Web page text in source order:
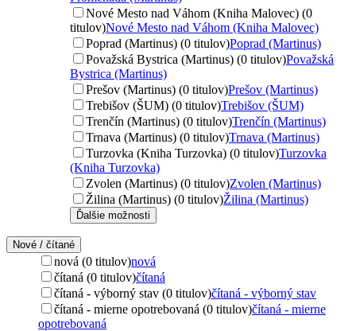
Nové Mesto nad Váhom (Kniha Malovec) (0
titulov)Nové Mesto nad Váhom (Kniha Malovec)
Poprad (Martinus) (0 titulov)Poprad (Martinus)
Považská Bystrica (Martinus) (0 titulov)Považská
Bystrica (Martinus)
Prešov (Martinus) (0 titulov)Prešov (Martinus)
Trebišov (ŠUM) (0 titulov)Trebišov (ŠUM)
Trenčín (Martinus) (0 titulov)Trenčín (Martinus)
Trnava (Martinus) (0 titulov)Trnava (Martinus)
Turzovka (Kniha Turzovka) (0 titulov)Turzovka
(Kniha Turzovka)
Zvolen (Martinus) (0 titulov)Zvolen (Martinus)
Žilina (Martinus) (0 titulov)Žilina (Martinus)
Ďalšie možnosti
Nové / čítané
nová (0 titulov)nová
čítaná (0 titulov)čítaná
čítaná - výborný stav (0 titulov)čítaná - výborný stav
čítaná - mierne opotrebovaná (0 titulov)čítaná - mierne
opotrebovaná